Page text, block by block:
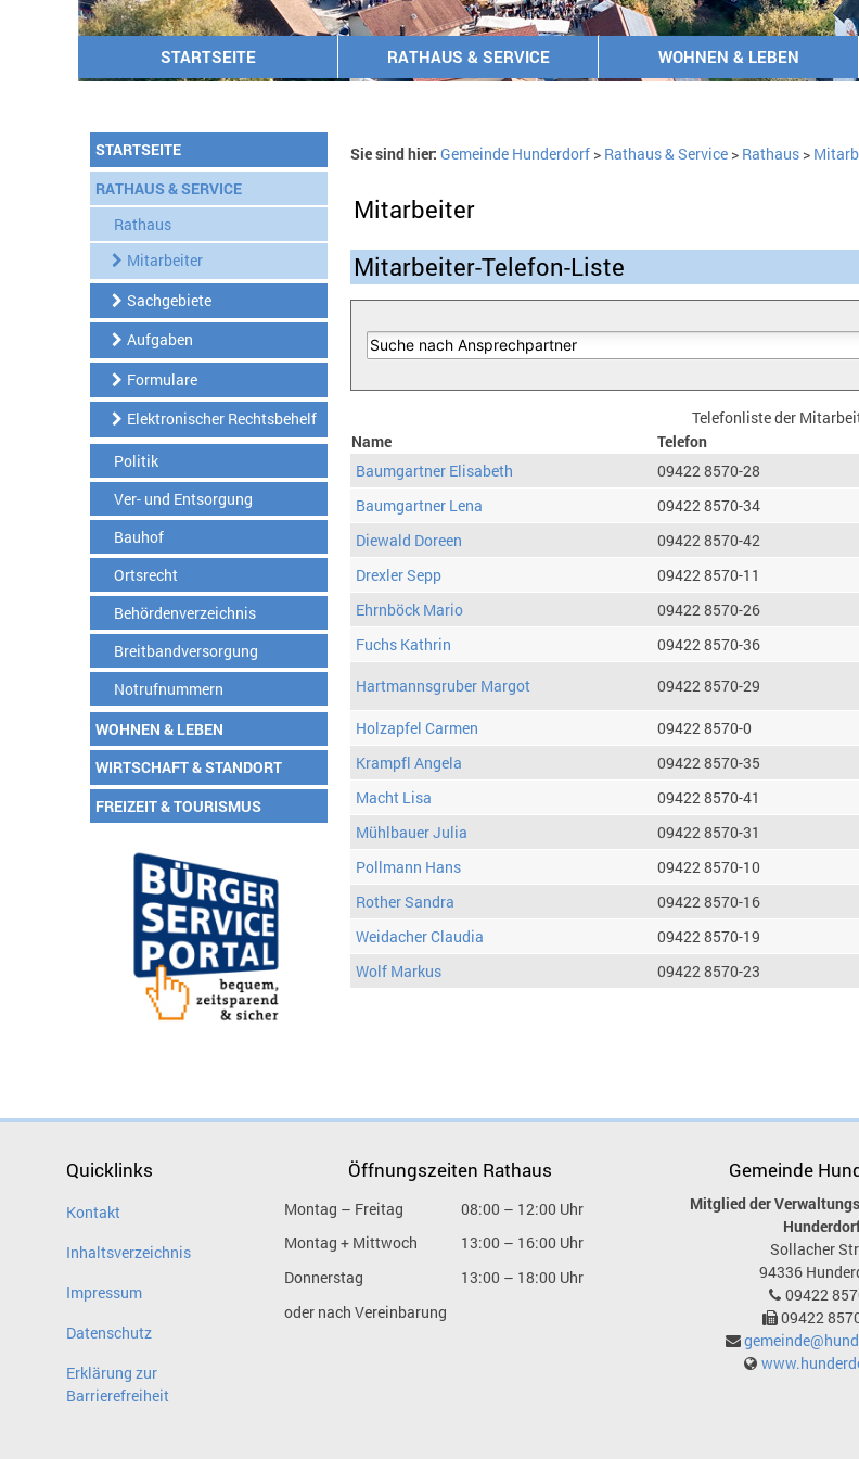
STARTSEITE RATHAUS & SERVICE WOHNEN & LEBEN
STARTSEITE
RATHAUS & SERVICE
Rathaus
Mitarbeiter
Sachgebiete
Aufgaben
Formulare
Elektronischer Rechtsbehelf
Politik
Ver- und Entsorgung
Bauhof
Ortsrecht
Behördenverzeichnis
Breitbandversorgung
Notrufnummern
WOHNEN & LEBEN
WIRTSCHAFT & STANDORT
FREIZEIT & TOURISMUS
Sie sind hier: Gemeinde Hunderdorf> Rathaus & Service> Rathaus>
Mitarbeiter
Mitarbeiter-Telefon-Liste
Telefonliste der
Name
Telefon
Baumgartner Elisabeth
09422 8570-28
Baumgartner Lena
09422 8570-34
Diewald Doreen
09422 8570-42
Drexler Sepp
09422 8570-11
Ehrnböck Mario
09422 8570-26
Fuchs Kathrin
09422 8570-36
Hartmannsgruber Margot
09422 8570-29
Holzapfel Carmen
09422 8570-0
Krampfl Angela
09422 8570-35
Macht Lisa
09422 8570-41
Mühlbauer Julia
09422 8570-31
Pollmann Hans
09422 8570-10
Rother Sandra
09422 8570-16
Weidacher Claudia
09422 8570-19
Wolf Markus
09422 8570-23
Quicklinks
Kontakt
Inhaltsverzeichnis
Impressum
Datenschutz
Erklärung zur
Barrierefreiheit
Öffnungszeiten Rathaus
Montag – Freitag
08:00 – 12:00 Uhr
Montag + Mittwoch
13:00 – 16:00 Uhr
Donnerstag
13:00 – 18:00 Uhr
oder nach Vereinbarung
Gemeinde
Mitglied der
Sollacher
94336
09422
09422